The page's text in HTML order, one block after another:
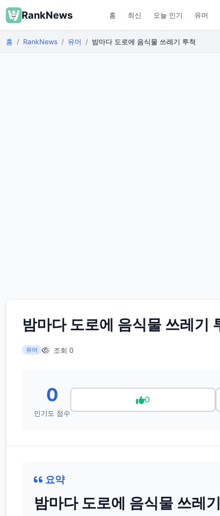
RankNews 홈 최신 오늘 인기 유머
홈 RankNews 유머 밤마다 도로에 음식물 쓰레기 투척
밤마다 도로에 음식물 쓰레기
유머 조회 0
0
인기도 점수
0
요약
밤마다 도로에 음식물 쓰레